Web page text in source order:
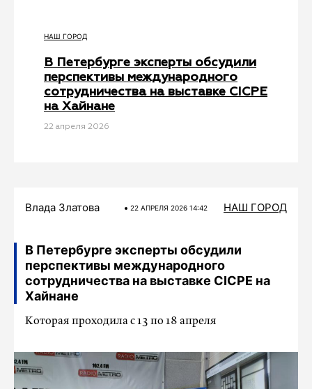
НАШ ГОРОД
В Петербурге эксперты обсудили
перспективы международного
сотрудничества на выставке CICPE
на Хайнане
22 апреля 2026
Влада Златова 22 АПРЕЛЯ 2026 14:42 НАШ ГОРОД
В Петербурге эксперты обсудили
перспективы международного
сотрудничества на выставке CICPE на
Хайнане
Которая проходила с 13 по 18 апреля